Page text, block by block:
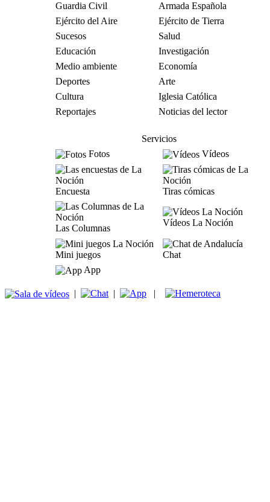
Guardia Civil
Armada Española
Ejército del Aire
Ejército de Tierra
Sucesos
Salud
Educación
Investigación
Medio ambiente
Economía
Deportes
Arte
Cultura
Iglesia Católica
Reportajes
Noticias del lector
Servicios
Fotos
Vídeos
Encuesta Tiras cómicas
Las Columnas
Vídeos La Noción
Mini juegos
Chat
App
| | |